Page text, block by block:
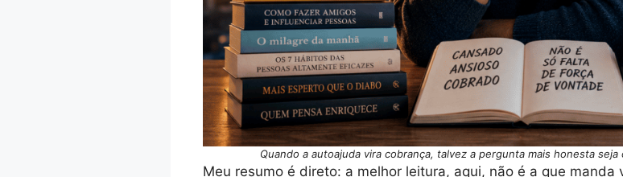
Quando a autoajuda vira cobrança, talvez a pergunta mais honesta
Meu resumo é direto: a melhor leitura, aqui, não é a que manda